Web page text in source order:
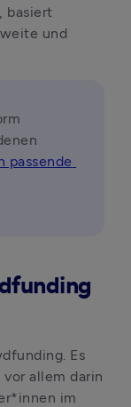
basiert
und
passende
Es
allem darin
im